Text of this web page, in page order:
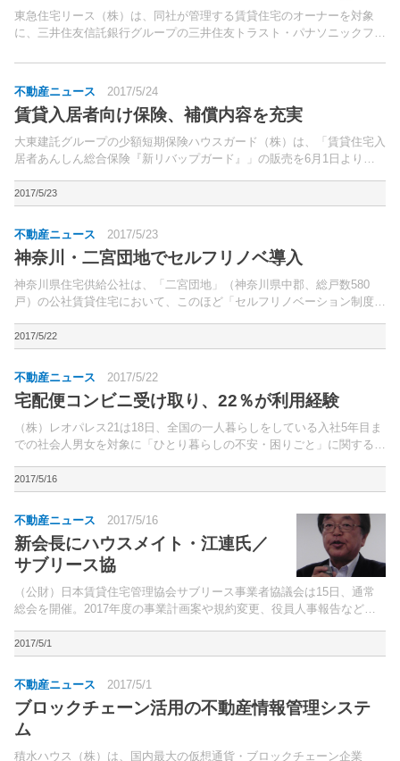
東急住宅リース（株）は、同社が管理する賃貸住宅のオーナーを対象
に、三井住友信託銀行グループの三井住友トラスト・パナソニックファ
り開始する。同ローンは、稼働率の向上を目指すオーナー向...
不動産ニュース 2017/5/24
賃貸入居者向け保険、補償内容を充実
大東建託グループの少額短期保険ハウスガード（株）は、「賃貸住宅入
居者あんしん総合保険『新リバップガード』」の販売を6月1日より開
った従来商品に代わるもの。
2017/5/23
不動産ニュース 2017/5/23
神奈川・二宮団地でセルフリノベ導入
神奈川県住宅供給公社は、「二宮団地」（神奈川県中郡、総戸数580
戸）の公社賃貸住宅において、このほど「セルフリノベーション制度」
分。
2017/5/22
不動産ニュース 2017/5/22
宅配便コンビニ受け取り、22％が利用経験
（株）レオパレス21は18日、全国の一人暮らしをしている入社5年目ま
での社会人男女を対象に「ひとり暮らしの不安・困りごと」に関する意
ーネットリサーチで行なった。
2017/5/16
不動産ニュース 2017/5/16
新会長にハウスメイト・江連氏／
サブリース協
（公財）日本賃貸住宅管理協会サブリース事業者協議会は15日、通常
総会を開催。2017年度の事業計画案や規約変更、役員人事報告などを
2017/5/1
不動産ニュース 2017/5/1
ブロックチェーン活用の不動産情報管理システ
ム
積水ハウス（株）は、国内最大の仮想通貨・ブロックチェーン企業